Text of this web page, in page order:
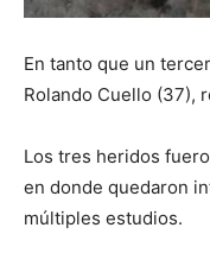
En tanto que un
Rolando Cuello (37),
Los tres heridos
en donde quedaron
múltiples estudios.